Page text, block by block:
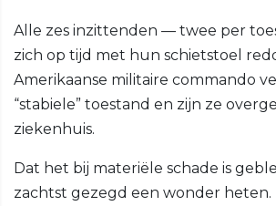
Alle zes inzittenden — twee per
zich op tijd met hun schietstoel
Amerikaanse militaire commando
“stabiele” toestand en zijn ze
ziekenhuis.
Dat het bij materiële schade is
zachtst gezegd een wonder heten.